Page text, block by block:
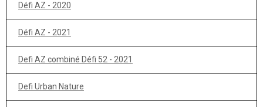
Défi AZ - 2020
Défi AZ - 2021
Defi AZ combiné Défi 52 - 2021
Defi Urban Nature